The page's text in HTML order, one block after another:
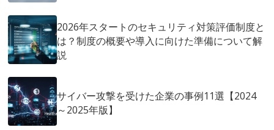
2026年スタートのセキュリティ対策評価制度と
は？制度の概要や導入に向けた準備について解
説
サイバー攻撃を受けた企業の事例11選【2024
～2025年版】